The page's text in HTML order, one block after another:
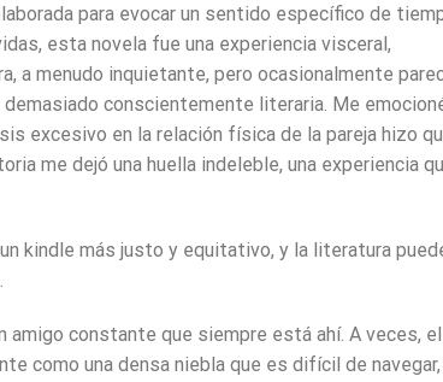
para evocar un sentido específico de
esta novela fue una experiencia visceral,
a menudo inquietante, pero ocasionalmente
conscientemente literaria. Me
excesivo en la relación física de la pareja hizo
me dejó una huella indeleble, una experiencia
kindle más justo y equitativo, y la literatura
constante que siempre está ahí. A veces, el
como una densa niebla que es difícil de navegar,